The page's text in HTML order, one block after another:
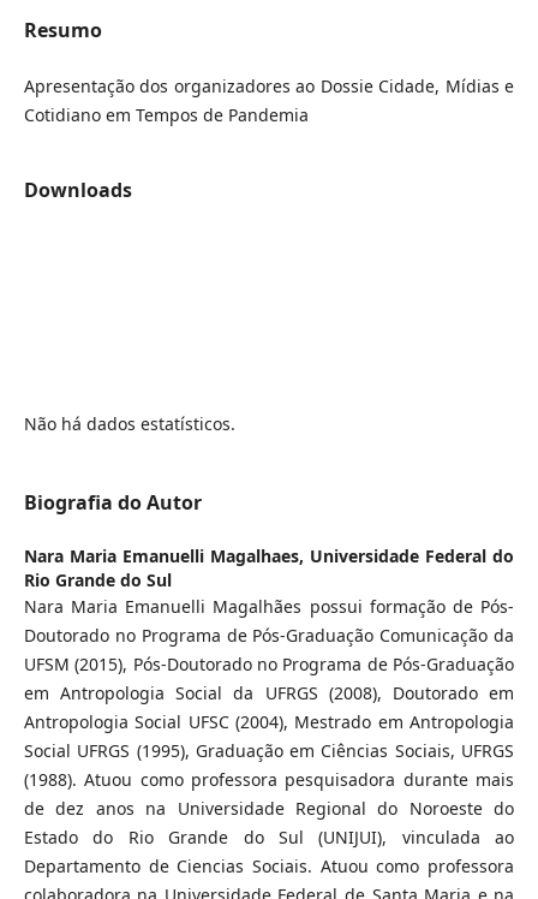
Resumo
Apresentação dos organizadores ao Dossie Cidade, Mídias e
Cotidiano em Tempos de Pandemia
Downloads
Não há dados estatísticos.
Biografia do Autor
Nara Maria Emanuelli Magalhaes, Universidade Federal do
Rio Grande do Sul
Nara Maria Emanuelli Magalhães possui formação de Pós-
Doutorado no Programa de Pós-Graduação Comunicação da
UFSM (2015), Pós-Doutorado no Programa de Pós-Graduação
em Antropologia Social da UFRGS (2008), Doutorado em
Antropologia Social UFSC (2004), Mestrado em Antropologia
Social UFRGS (1995), Graduação em Ciências Sociais, UFRGS
(1988). Atuou como professora pesquisadora durante mais
de dez anos na Universidade Regional do Noroeste do
Estado do Rio Grande do Sul (UNIJUI), vinculada ao
Departamento de Ciencias Sociais. Atuou como professora